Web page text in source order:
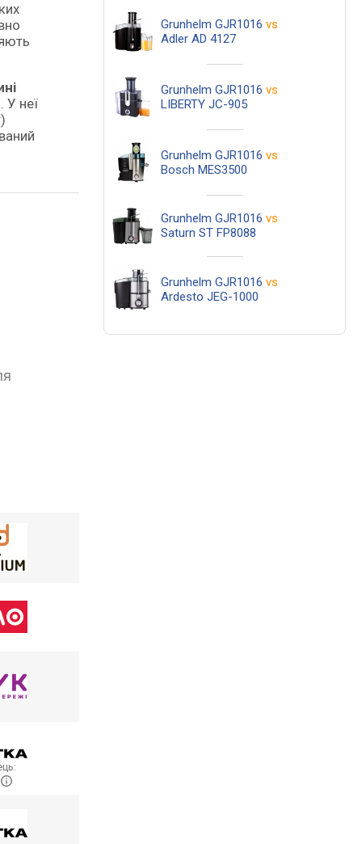
У неї
Grunhelm GJR1016 vs
Adler AD 4127
Grunhelm GJR1016 vs
LIBERTY JC-905
Grunhelm GJR1016 vs
Bosch MES3500
Grunhelm GJR1016 vs
Saturn ST FP8088
Grunhelm GJR1016 vs
Ardesto JEG-1000